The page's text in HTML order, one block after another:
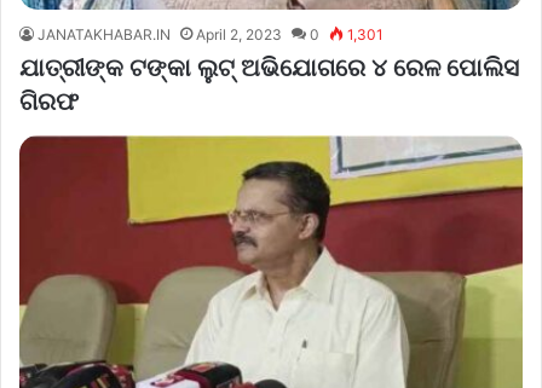
JANATAKHABAR.IN April 2, 2023 0 1,301
ଯାତ୍ରୀଙ୍କ ଟଙ୍କା ଲୁଟ୍ ଅଭିଯୋଗରେ ୪ ରେଳ ପୋଲିସ
ଗିରଫ